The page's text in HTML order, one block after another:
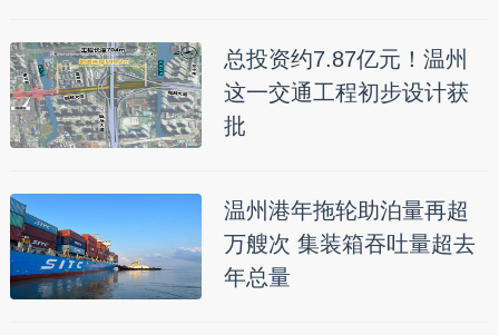
总投资约7.87亿元！温州
这一交通工程初步设计获
批
温州港年拖轮助泊量再超
万艘次 集装箱吞吐量超去
年总量